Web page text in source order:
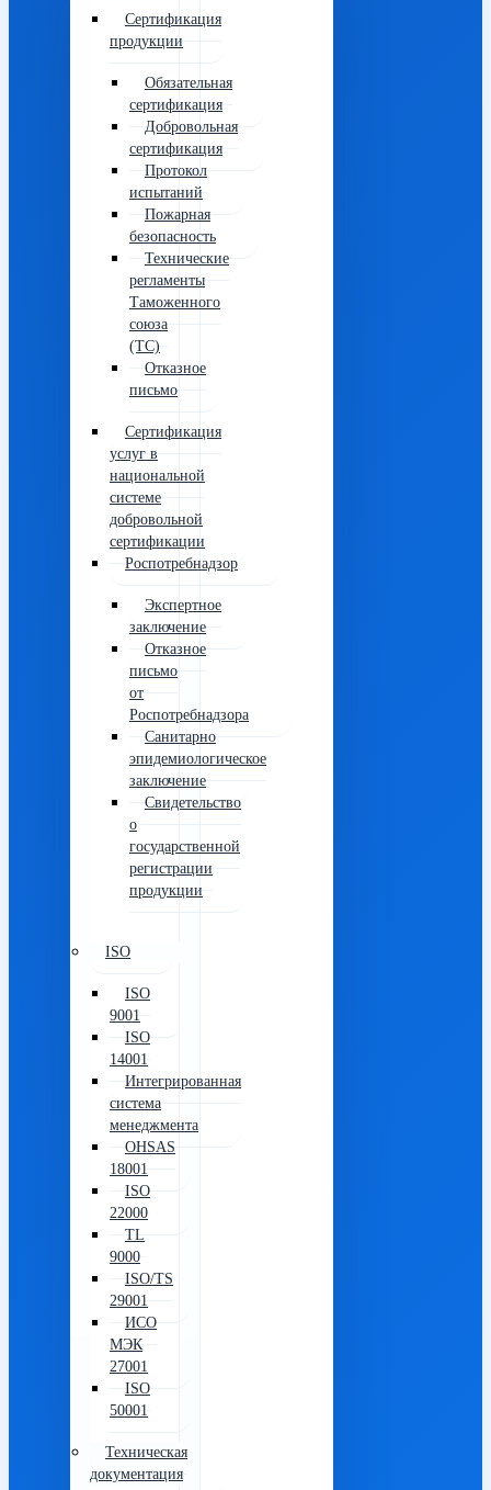
Сертификация
продукции
Обязательная
сертификация
Добровольная
сертификация
Протокол
испытаний
Пожарная
безопасность
Технические
регламенты
Таможенного
союза
(ТС)
Отказное
письмо
Сертификация
услуг в
национальной
системе
добровольной
сертификации
Роспотребнадзор
Экспертное
заключение
Отказное
письмо
от
Роспотребнадзора
Санитарно
эпидемиологическое
заключение
Свидетельство
о
государственной
регистрации
продукции
ISO
ISO
9001
ISO
14001
Интегрированная
система
менеджмента
OHSAS
18001
ISO
22000
TL
9000
ISO/TS
29001
ИСО
МЭК
27001
ISO
50001
Техническая
документация